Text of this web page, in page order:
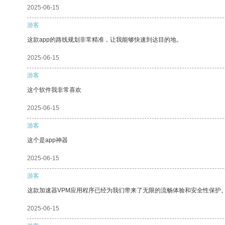
2025-06-15
游客
这款app的路线规划非常精准，让我能够快速到达目的地。
2025-06-15
游客
这个软件我非常喜欢
2025-06-15
游客
这个是app神器
2025-06-15
游客
这款加速器VPM应用程序已经为我们带来了无限的流畅体验和安全性保护
2025-06-15